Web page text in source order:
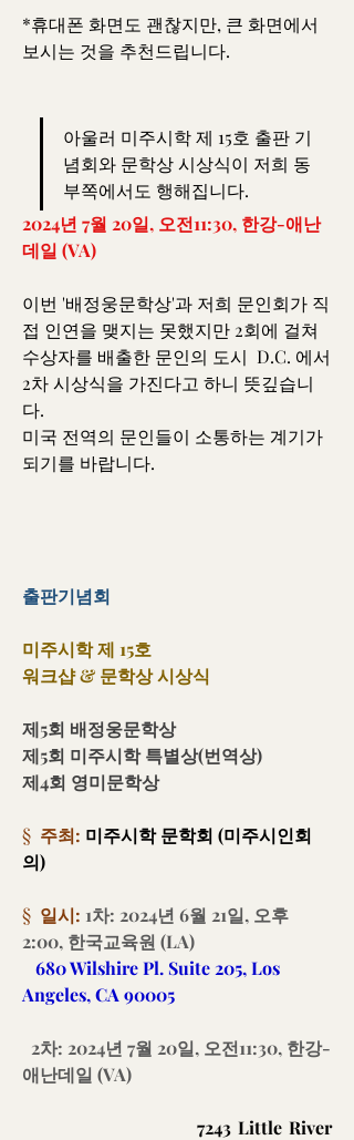
*휴대폰 화면도 괜찮지만, 큰 화면에서
보시는 것을 추천드립니다.
아울러 미주시학 제 15호 출판 기
념회와 문학상 시상식이 저희 동
부쪽에서도 행해집니다.
2024년 7월 20일, 오전11:30, 한강-애난
데일 (VA)
이번 '배정웅문학상'과 저희 문인회가 직
접 인연을 맺지는 못했지만 2회에 걸쳐
수상자를 배출한 문인의 도시  D.C. 에서
2차 시상식을 가진다고 하니 뜻깊습니
다.
미국 전역의 문인들이 소통하는 계기가
되기를 바랍니다.
출판기념회
미주시학 제 15호
워크샵 & 문학상 시상식
제5회 배정웅문학상
제5회 미주시학 특별상(번역상)
제4회 영미문학상
§ 주최: 미주시학 문학회 (미주시인회
의)
§ 일시: 1차: 2024년 6월 21일, 오후
2:00, 한국교육원 (LA)
680 Wilshire Pl. Suite 205, Los
Angeles, CA 90005
2차: 2024년 7월 20일, 오전11:30, 한강-
애난데일 (VA)
7243 Little River